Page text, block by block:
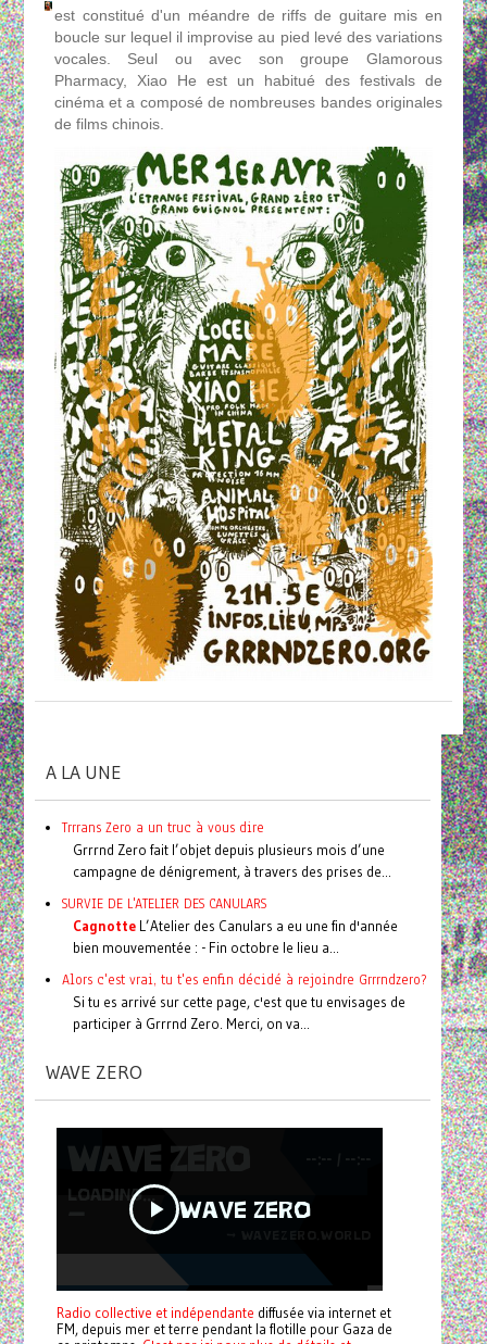
est constitué d'un méandre de riffs de guitare mis en
boucle sur lequel il improvise au pied levé des variations
vocales. Seul ou avec son groupe Glamorous
Pharmacy, Xiao He est un habitué des festivals de
cinéma et a composé de nombreuses bandes originales
de films chinois.
A LA UNE
Trrrans Zero a un truc à vous dire
Grrrnd Zero fait l’objet depuis plusieurs mois d’une
campagne de dénigrement, à travers des prises de...
SURVIE DE L'ATELIER DES CANULARS
CagnotteL’Atelier des Canulars a eu une fin d'année
bien mouvementée : - Fin octobre le lieu a...
Alors c'est vrai, tu t'es enfin décidé à rejoindre Grrrndzero?
Si tu es arrivé sur cette page, c'est que tu envisages de
participer à Grrrnd Zero. Merci, on va...
WAVE ZERO
Radio collective et indépendante diffusée via internet et
FM, depuis mer et terre pendant la flotille pour Gaza de